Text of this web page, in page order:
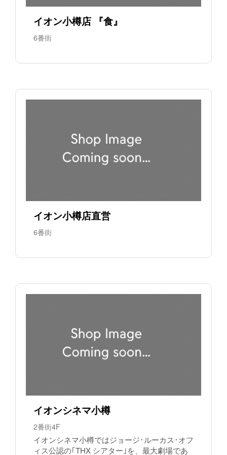
イオン小樽店 『食』
6番街
イオン小樽店直営
6番街
イオンシネマ小樽
2番街4F
イオンシネマ小樽ではジョージ･ルーカス･オフ
ィス公認の｢THX シアター｣を、最大劇場であ